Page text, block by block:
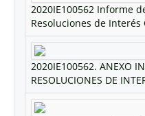
2020IE100562 Informe
Resoluciones de
2020IE100562. ANEXO
RESOLUCIONES DE